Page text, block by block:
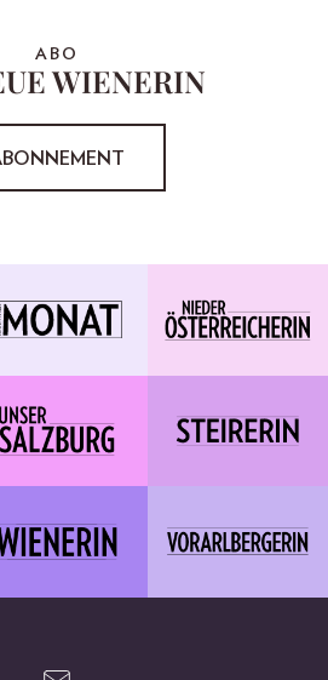
ABO
WIENERIN